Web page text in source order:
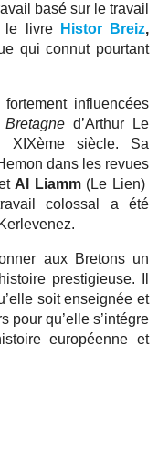
basé sur le travail
le livre
Histor Breiz,
qui connut pourtant
influencées
d’Arthur Le
siècle. Sa
dans les revues
Al Liamm(Le Lien)
colossal a été
aux Bretons un
prestigieuse. Il
soit enseignée et
pour qu’elle s’intégre
européenne et